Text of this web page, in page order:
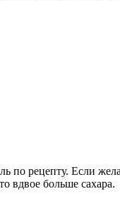
по рецепту. Если
вдвое больше сахара.